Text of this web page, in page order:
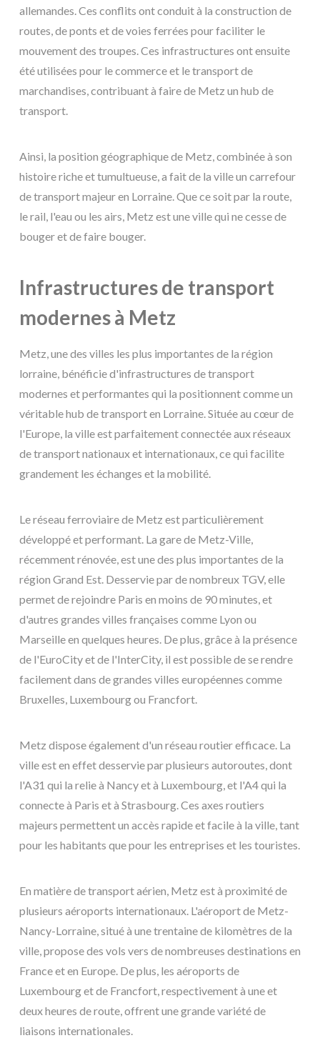
allemandes. Ces conflits ont conduit à la construction de
routes, de ponts et de voies ferrées pour faciliter le
mouvement des troupes. Ces infrastructures ont ensuite
été utilisées pour le commerce et le transport de
marchandises, contribuant à faire de Metz un hub de
transport.
Ainsi, la position géographique de Metz, combinée à son
histoire riche et tumultueuse, a fait de la ville un carrefour
de transport majeur en Lorraine. Que ce soit par la route,
le rail, l'eau ou les airs, Metz est une ville qui ne cesse de
bouger et de faire bouger.
Infrastructures de transport
modernes à Metz
Metz, une des villes les plus importantes de la région
lorraine, bénéficie d'infrastructures de transport
modernes et performantes qui la positionnent comme un
véritable hub de transport en Lorraine. Située au cœur de
l'Europe, la ville est parfaitement connectée aux réseaux
de transport nationaux et internationaux, ce qui facilite
grandement les échanges et la mobilité.
Le réseau ferroviaire de Metz est particulièrement
développé et performant. La gare de Metz-Ville,
récemment rénovée, est une des plus importantes de la
région Grand Est. Desservie par de nombreux TGV, elle
permet de rejoindre Paris en moins de 90 minutes, et
d'autres grandes villes françaises comme Lyon ou
Marseille en quelques heures. De plus, grâce à la présence
de l'EuroCity et de l'InterCity, il est possible de se rendre
facilement dans de grandes villes européennes comme
Bruxelles, Luxembourg ou Francfort.
Metz dispose également d'un réseau routier efficace. La
ville est en effet desservie par plusieurs autoroutes, dont
l'A31 qui la relie à Nancy et à Luxembourg, et l'A4 qui la
connecte à Paris et à Strasbourg. Ces axes routiers
majeurs permettent un accès rapide et facile à la ville, tant
pour les habitants que pour les entreprises et les touristes.
En matière de transport aérien, Metz est à proximité de
plusieurs aéroports internationaux. L'aéroport de Metz-
Nancy-Lorraine, situé à une trentaine de kilomètres de la
ville, propose des vols vers de nombreuses destinations en
France et en Europe. De plus, les aéroports de
Luxembourg et de Francfort, respectivement à une et
deux heures de route, offrent une grande variété de
liaisons internationales.